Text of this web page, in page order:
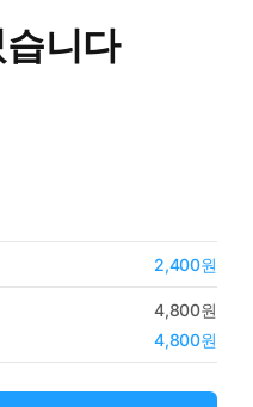
니다
2,400원
4,800원
4,800원